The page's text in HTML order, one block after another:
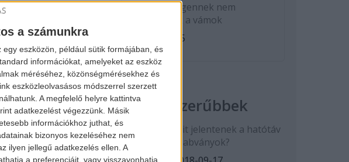
a számunkra
eszközön, például sütik formájában, és
információkat, amelyeket az eszköz
méréséhez, közönségmérésekhez és
eszközleolvasásos módszerrel szerzett
A megfelelő helyre kattintva
adatkezelést végezzünk. Másik
információkhoz juthat, és
bizonyos kezeléséhez nem
ilyen jellegű adatkezelés ellen. A
a preferenciáit, vagy visszavonhatja
A Volkswagennek nem
kedveznek a vámok
2025-03-05
Legnépszerűbbek
Mit jelentenek a hatótáv
szabványok?